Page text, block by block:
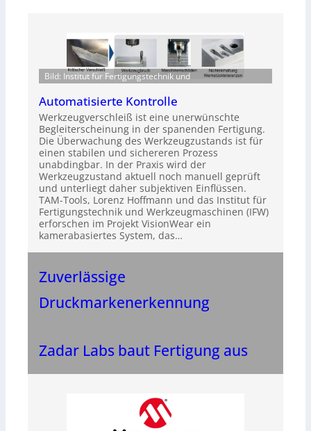
Bild: Institut für Fertigungstechnik und
Automatisierte Kontrolle
Werkzeugverschleiß ist eine unerwünschte
Begleiterscheinung in der spanenden Fertigung.
Die Überwachung des Werkzeugzustands ist für
einen stabilen und sichereren Prozess
unabdingbar. In der Praxis wird der
Werkzeugzustand aktuell noch manuell geprüft
und unterliegt daher subjektiven Einflüssen.
TAM-Tools, Lorenz Hoffmann und das Institut für
Fertigungstechnik und Werkzeugmaschinen (IFW)
erforschen im Projekt VisionWear ein
kamerabasiertes System, das…
Zuverlässige
Druckmarkenerkennung
Zadar Labs baut Fertigung aus